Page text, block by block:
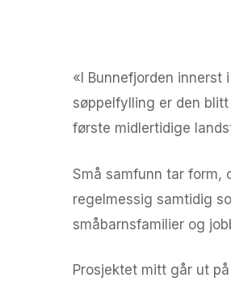
«I Bunnefjorden
søppelfylling er den
første midlertidige
Små samfunn tar form,
regelmessig samtidig
småbarnsfamilier og
Prosjektet mitt går ut